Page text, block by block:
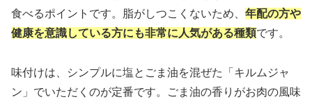
食べるポイントです。脂がしつこくないため、 年配の方や
健康を意識している方にも非常に人気がある種類です。
味付けは、シンプルに塩とごま油を混ぜた「キルムジャ
ン」でいただくのが定番です。ごま油の香りがお肉の風味